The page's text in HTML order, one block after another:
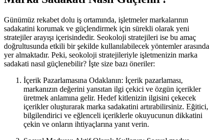
Günümüz rekabet dolu iş ortamında, işletmeler markalarının
sadakatini korumak ve güçlendirmek için sürekli olarak yeni
stratejiler arayışı içerisindedir. Seokoloji stratejileri ise bu amaç
doğrultusunda etkili bir şekilde kullanılabilecek yöntemler arasında
yer almaktadır. Peki, seokoloji stratejileriyle işletmenizin marka
sadakati nasıl güçlenebilir? İşte size bazı öneriler:
İçerik Pazarlamasına Odaklanın: İçerik pazarlaması,
markanızın değerini yansıtan ilgi çekici ve özgün içerikler
üretmek anlamına gelir. Hedef kitlenizin ilgisini çekecek
içerikler oluşturarak marka sadakatini artırabilirsiniz. Eğitici,
bilgilendirici ve eğlenceli içeriklerle okuyucunun dikkatini
çekin ve onların ihtiyaçlarına yanıt verin.